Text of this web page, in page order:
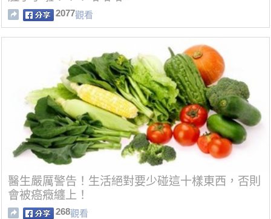
2077觀看
醫生嚴厲警告！生活絕對要少碰這十樣東西，否則
會被癌癥纏上！
268觀看